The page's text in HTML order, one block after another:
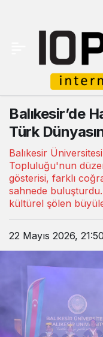
Balıkesir’de
Türk
Balıkesir
Topluluğu'nun
gösterisi, farklı
sahnede
kültürel şölen
22 Mayıs 2026, 21:50